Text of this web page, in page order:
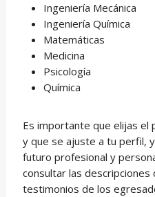
Ingeniería Mecánica
Ingeniería Química
Matemáticas
Medicina
Psicología
Química
Es importante que elijas el
y que se ajuste a tu perfil,
futuro profesional y
consultar las descripciones
testimonios de los